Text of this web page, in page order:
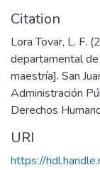
Citation
Lora Tovar, L. F.
departamental
maestría]. San
Administración
Derechos
URI
https://